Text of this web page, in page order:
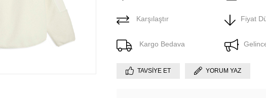
Karşılaştır Fiyat
Kargo Bedava
TAVSIYE ET YORUM YAZ